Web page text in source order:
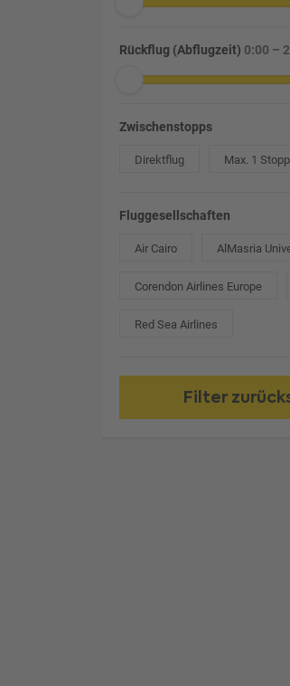
Rückflug (Abflugzeit) 0:00 –
Zwischenstopps
Direktflug Max. 1 Stopp
Fluggesellschaften
Air Cairo AlMasria
Corendon Airlines Europe
Red Sea Airlines
Filter